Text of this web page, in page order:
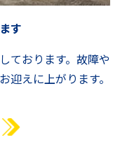
す
ております。故障や
迎えに上がります。